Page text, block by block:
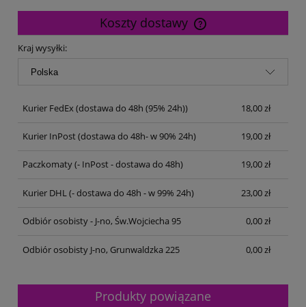
Koszty dostawy
Cena nie zawiera ewentualnych kosztów płatności
Kraj wysyłki:
Kurier FedEx(dostawa do 48h (95% 24h)) 18,00 zł
Kurier InPost(dostawa do 48h- w 90% 24h) 19,00 zł
Paczkomaty(- InPost - dostawa do 48h) 19,00 zł
Kurier DHL(- dostawa do 48h - w 99% 24h) 23,00 zł
Odbiór osobisty - J-no, Św.Wojciecha 95 0,00 zł
Odbiór osobisty J-no, Grunwaldzka 225 0,00 zł
Produkty powiązane